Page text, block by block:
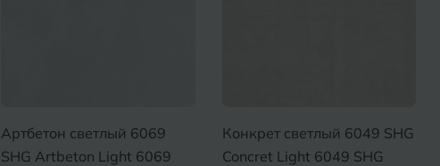
Артбетон светлый 6069
SHG Artbeton Light 6069
Конкрет светлый 6049 SHG
Concret Light 6049 SHG